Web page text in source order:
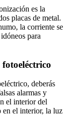
es la
placas de metal.
la corriente se
para
fotoeléctrico
deberás
alarmas y
el interior del
en el interior, la luz